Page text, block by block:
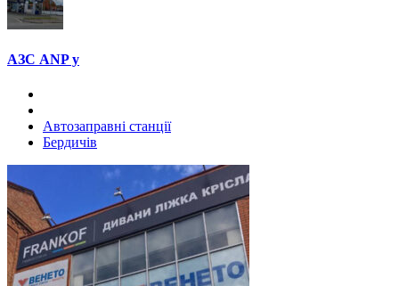
АЗС ANP у
Автозаправні станції
Бердичів